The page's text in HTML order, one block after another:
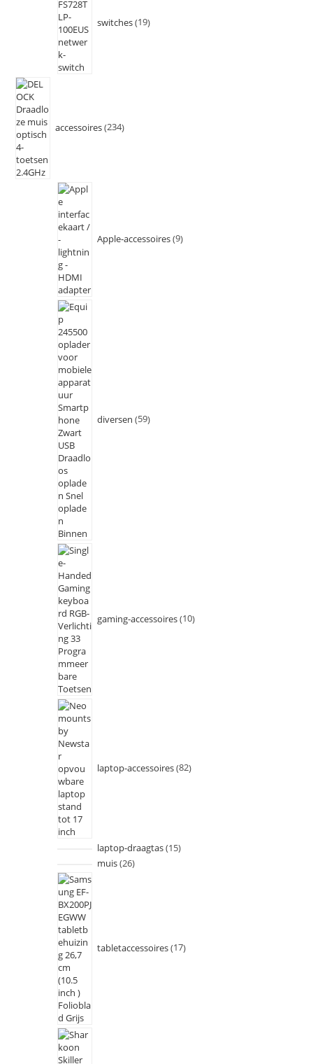
switches 19
accessoires 234
Apple-accessoires 9
diversen 59
gaming-accessoires 10
laptop-accessoires 82
laptop-draagtas 15
muis 26
tabletaccessoires 17